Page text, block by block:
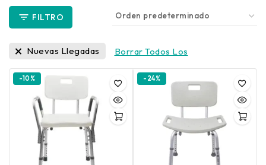
FILTRO
Nuevas Llegadas Borrar Todos Los
-10% -24%